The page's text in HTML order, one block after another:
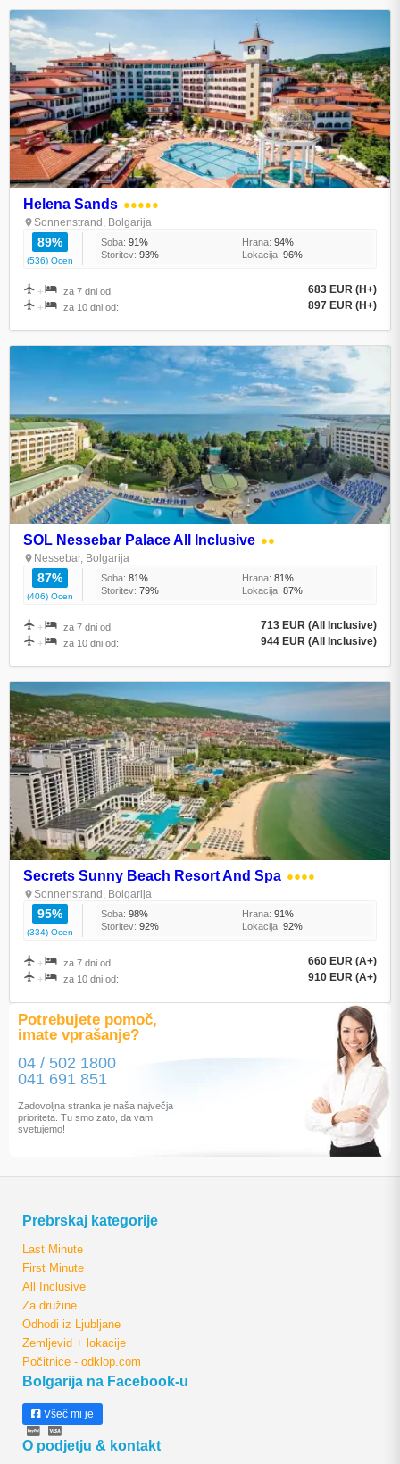
Potrebujete pomoč,
imate vprašanje?
04 / 502 1800
041 691 851
Zadovoljna stranka je naša največja
prioriteta. Tu smo zato, da vam
svetujemo!
Helena Sands ●●●●●
Sonnenstrand, Bolgarija
89%
(536) Ocen
Soba: 91% Hrana: 94%
Storitev: 93% Lokacija: 96%
+ za 7 dni od: 683 EUR (H+)
+ za 10 dni od: 897 EUR (H+)
SOL Nessebar Palace All Inclusive ●●
Nessebar, Bolgarija
87%
(406) Ocen
Soba: 81% Hrana: 81%
Storitev: 79% Lokacija: 87%
+ za 7 dni od: 713 EUR (All Inclusive)
+ za 10 dni od: 944 EUR (All Inclusive)
Secrets Sunny Beach Resort And Spa ●●●●
Sonnenstrand, Bolgarija
95%
(334) Ocen
Soba: 98% Hrana: 91%
Storitev: 92% Lokacija: 92%
+ za 7 dni od: 660 EUR (A+)
+ za 10 dni od: 910 EUR (A+)
Prebrskaj kategorije
Last Minute
First Minute
All Inclusive
Za družine
Odhodi iz Ljubljane
Zemljevid + lokacije
Počitnice - odklop.com
Bolgarija na Facebook-u
Všeč mi je
O podjetju & kontakt